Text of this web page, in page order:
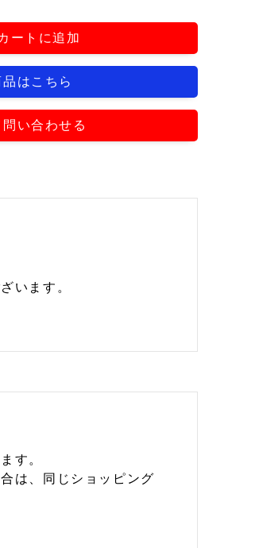
ートに追加
はこちら
い合わせる
います。
す。
は、同じショッピング